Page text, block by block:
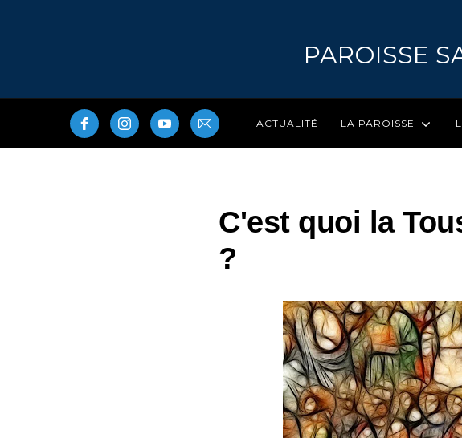
PAROISSE
ACTUALITÉ LA PAROISSE
C'est quoi la
?